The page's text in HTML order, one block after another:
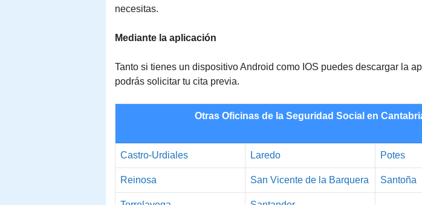
necesitas.
Mediante la aplicación
Tanto si tienes un dispositivo Android como IOS puedes descargar la
podrás solicitar tu cita previa.
Otras Oficinas de la Seguridad Social en
Castro-Urdiales Laredo Potes
Reinosa San Vicente de la Barquera Santoña